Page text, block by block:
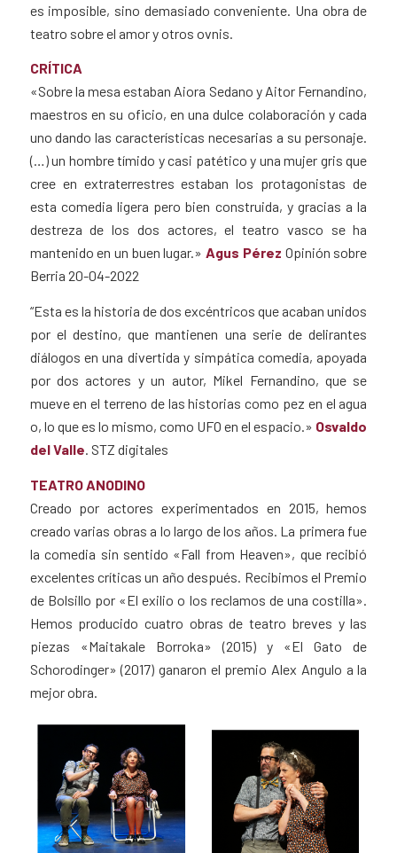
es imposible, sino demasiado conveniente. Una obra de
teatro sobre el amor y otros ovnis.
CRÍTICA
«Sobre la mesa estaban Aiora Sedano y Aitor Fernandino,
maestros en su oficio, en una dulce colaboración y cada
uno dando las características necesarias a su personaje.
(…) un hombre tímido y casi patético y una mujer gris que
cree en extraterrestres estaban los protagonistas de
esta comedia ligera pero bien construida, y gracias a la
destreza de los dos actores, el teatro vasco se ha
mantenido en un buen lugar.»Agus Pérez Opinión sobre
Berria 20-04-2022
“Esta es la historia de dos excéntricos que acaban unidos
por el destino, que mantienen una serie de delirantes
diálogos en una divertida y simpática comedia, apoyada
por dos actores y un autor, Mikel Fernandino, que se
mueve en el terreno de las historias como pez en el agua
o, lo que es lo mismo, como UFO en el espacio.» Osvaldo
del Valle. STZ digitales
TEATRO ANODINO
Creado por actores experimentados en 2015, hemos
creado varias obras a lo largo de los años. La primera fue
la comedia sin sentido «Fall from Heaven», que recibió
excelentes críticas un año después. Recibimos el Premio
de Bolsillo por «El exilio o los reclamos de una costilla».
Hemos producido cuatro obras de teatro breves y las
piezas «Maitakale Borroka» (2015) y «El Gato de
Schorodinger» (2017) ganaron el premio Alex Angulo a la
mejor obra.